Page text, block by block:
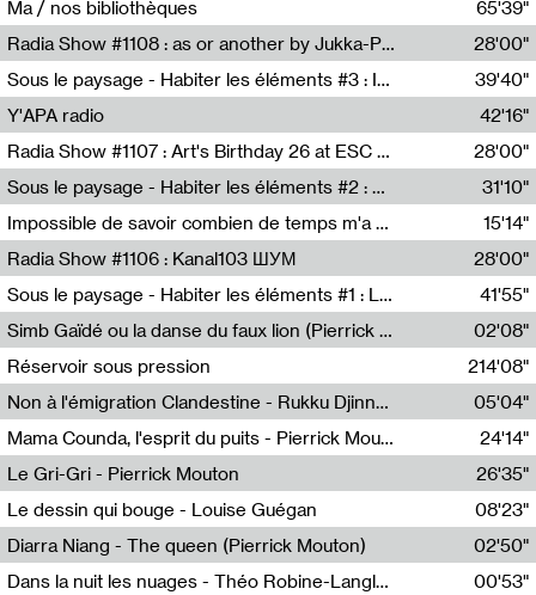
Ma / nos bibliothèques
Sarah Tritz,Elene Lapiashivili,Justin Marconnet,Mateo Cuche,Esther Lechevalier,Suzie Lecroart,Romance Castelet
65'39"
Radia Show #1108 : as or another by Jukka-Pekka Kervinen / Rádio Zero
Radio Zero
28'00"
Sous le paysage - Habiter les éléments #3 : Interprétations, rituels et symboliques des éléments
Nastassja Martin
39'40"
Y'APA radio
Pierrick Mouton
42'16"
Radia Show #1107 : Art's Birthday 26 at ESC - Medien Kunst Labor
Radio Helsinki
28'00"
Sous le paysage - Habiter les éléments #2 : Vers le tournant élémentaire
Nastassja Martin
31'10"
Impossible de savoir combien de temps m'a échappé
Mélanie Blaison,Mateo Cuin
15'14"
Radia Show #1106 : Kanal103 ШУМ
Kanal103
28'00"
Sous le paysage - Habiter les éléments #1 : Les éléments et les débordements du vivant
Nastassja Martin
41'55"
Simb Gaïdé ou la danse du faux lion (Pierrick Mouton)
Pierrick Mouton,Simb Gaïdé
02'08"
Réservoir sous pression
214'08"
Non à l'émigration Clandestine - Rukku Djinne Squad (Eden Tinto Collins)
Eden Tinto Collins,Rukku Djinne
05'04"
Mama Counda, l'esprit du puits - Pierrick Mouton
Pierrick Mouton
24'14"
Le Gri-Gri - Pierrick Mouton
Pierrick Mouton
26'35"
Le dessin qui bouge - Louise Guégan
Louise Guégan
08'23"
Diarra Niang - The queen (Pierrick Mouton)
Pierrick Mouton,Diarra Niang
02'50"
Dans la nuit les nuages - Théo Robine-Langlois
00'53"